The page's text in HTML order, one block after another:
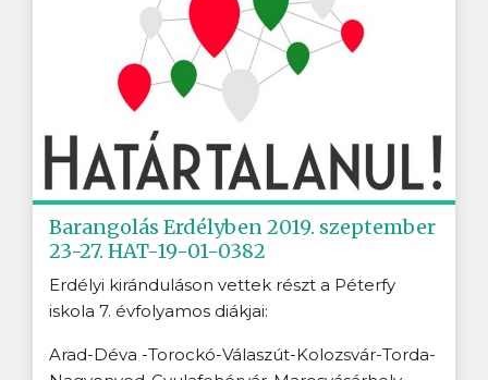
Barangolás Erdélyben 2019. szeptember
23-27. HAT-19-01-0382
Erdélyi kiránduláson vettek részt a Péterfy
iskola 7. évfolyamos diákjai:
Arad-Déva -Torockó-Válaszút-Kolozsvár-Torda-